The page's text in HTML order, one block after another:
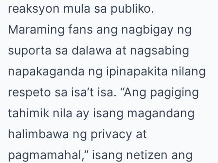
reaksyon mula sa publiko.
Maraming fans ang nagbigay ng
suporta sa dalawa at nagsabing
napakaganda ng ipinapakita nilang
respeto sa isa’t isa. “Ang pagiging
tahimik nila ay isang magandang
halimbawa ng privacy at
pagmamahal,” isang netizen ang